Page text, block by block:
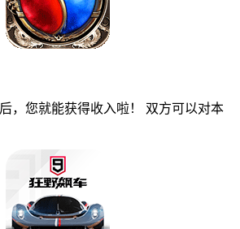
您就能获得收入啦！ 双方可以对本